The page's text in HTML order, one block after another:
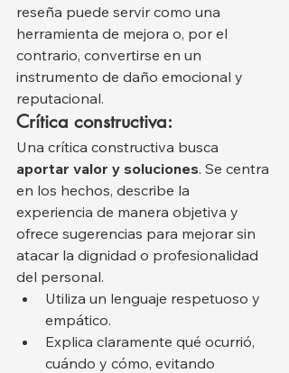
reseña puede servir como una
herramienta de mejora o, por el
contrario, convertirse en un
instrumento de daño emocional y
reputacional.
Crítica constructiva:
Una crítica constructiva busca
aportar valor y soluciones. Se centra
en los hechos, describe la
experiencia de manera objetiva y
ofrece sugerencias para mejorar sin
atacar la dignidad o profesionalidad
del personal.
Utiliza un lenguaje respetuoso y
empático.
Explica claramente qué ocurrió,
cuándo y cómo, evitando